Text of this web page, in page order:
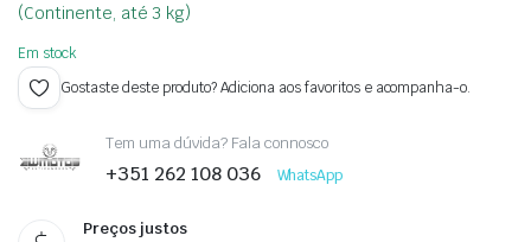
(Continente, até 3 kg)
Em stock
Gostaste deste produto? Adiciona aos favoritos e acompanha-o.
Tem uma dúvida? Fala connosco
+351 262 108 036 WhatsApp
Preços justos